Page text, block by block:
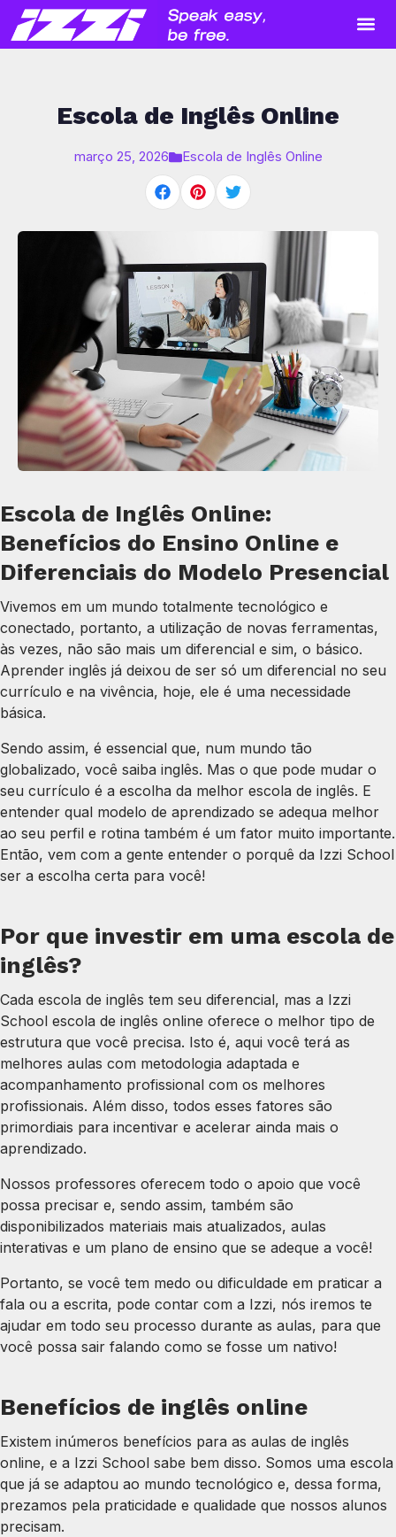
Escola de Inglês Online
março 25, 2026 Escola de Inglês Online
Escola de Inglês Online:
Benefícios do Ensino Online e
Diferenciais do Modelo Presencial
Vivemos em um mundo totalmente tecnológico e
conectado, portanto, a utilização de novas ferramentas,
às vezes, não são mais um diferencial e sim, o básico.
Aprender inglês já deixou de ser só um diferencial no seu
currículo e na vivência, hoje, ele é uma necessidade
básica.
Sendo assim, é essencial que, num mundo tão
globalizado, você saiba inglês. Mas o que pode mudar o
seu currículo é a escolha da melhor escola de inglês. E
entender qual modelo de aprendizado se adequa melhor
ao seu perfil e rotina também é um fator muito importante.
Então, vem com a gente entender o porquê da Izzi School
ser a escolha certa para você!
Por que investir em uma escola de
inglês?
Cada escola de inglês tem seu diferencial, mas a Izzi
School escola de inglês online oferece o melhor tipo de
estrutura que você precisa. Isto é, aqui você terá as
melhores aulas com metodologia adaptada e
acompanhamento profissional com os melhores
profissionais. Além disso, todos esses fatores são
primordiais para incentivar e acelerar ainda mais o
aprendizado.
Nossos professores oferecem todo o apoio que você
possa precisar e, sendo assim, também são
disponibilizados materiais mais atualizados, aulas
interativas e um plano de ensino que se adeque a você!
Portanto, se você tem medo ou dificuldade em praticar a
fala ou a escrita, pode contar com a Izzi, nós iremos te
ajudar em todo seu processo durante as aulas, para que
você possa sair falando como se fosse um nativo!
Benefícios de inglês online
Existem inúmeros benefícios para as aulas de inglês
online, e a Izzi School sabe bem disso. Somos uma escola
que já se adaptou ao mundo tecnológico e, dessa forma,
prezamos pela praticidade e qualidade que nossos alunos
precisam.